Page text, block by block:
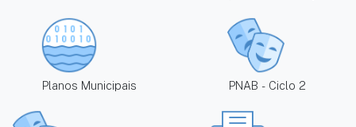
Planos Municipais PNAB - Ciclo 2